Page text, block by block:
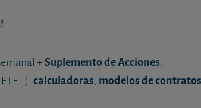
+Suplemento de Acciones.
calculadoras, modelos de contratos